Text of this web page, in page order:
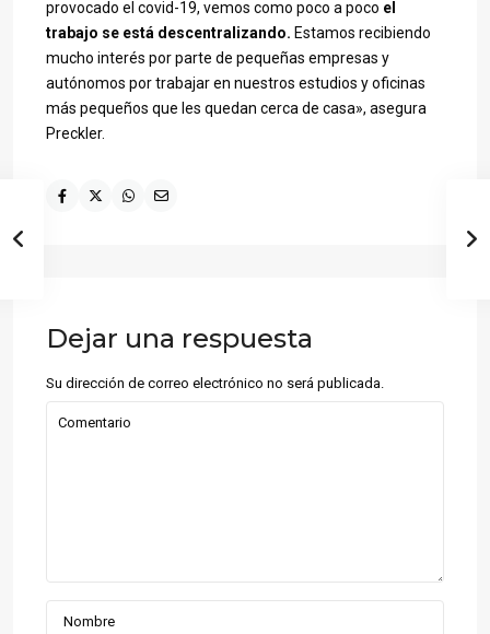
provocado el covid-19, vemos como poco a poco el
trabajo se está descentralizando. Estamos recibiendo
mucho interés por parte de pequeñas empresas y
autónomos por trabajar en nuestros estudios y oficinas
más pequeños que les quedan cerca de casa», asegura
Preckler.
Dejar una respuesta
Su dirección de correo electrónico no será publicada.